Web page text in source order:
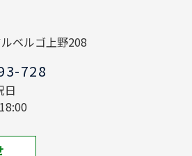
ベルゴ上野208
728
日